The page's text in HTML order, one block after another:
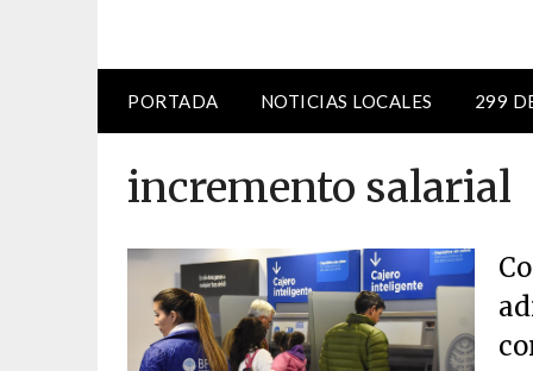
PORTADA NOTICIAS LOCALES 299
incremento salarial